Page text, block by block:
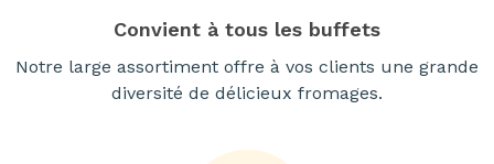
Convient à tous les buffets
Notre large assortiment offre à vos clients une grande
diversité de délicieux fromages.